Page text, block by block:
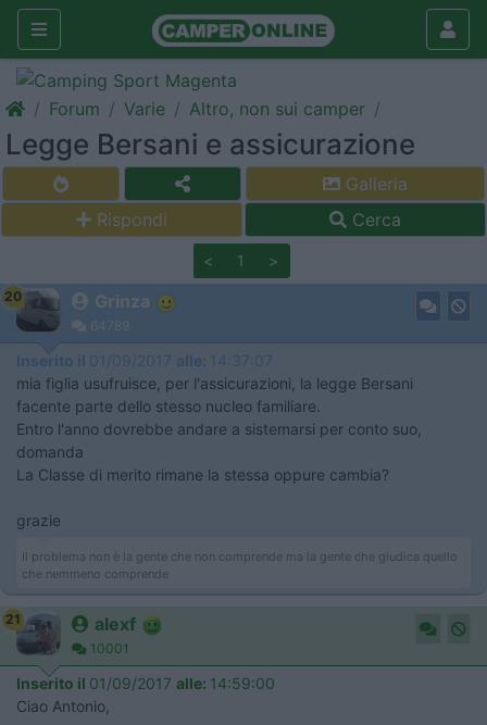
Forum Varie Altro, non sui camper
Legge Bersani e assicurazione
Galleria
Rispondi
Cerca
< 1 >
20 Grinza
64789
Inserito il 01/09/2017 alle: 14:37:07
mia figlia usufruisce, per l'assicurazioni, la legge Bersani
facente parte dello stesso nucleo familiare.
Entro l'anno dovrebbe andare a sistemarsi per conto suo,
domanda
La Classe di merito rimane la stessa oppure cambia?
grazie
Il problema non è la gente che non comprende ma la gente che giudica quello
che nemmeno comprende
21 alexf
10001
Inserito il 01/09/2017 alle: 14:59:00
Ciao Antonio,